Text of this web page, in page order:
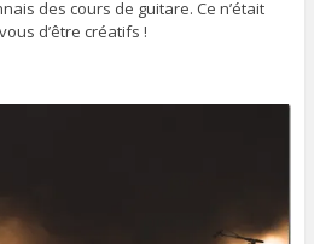
des cours de guitare. Ce n’était
d’être créatifs !